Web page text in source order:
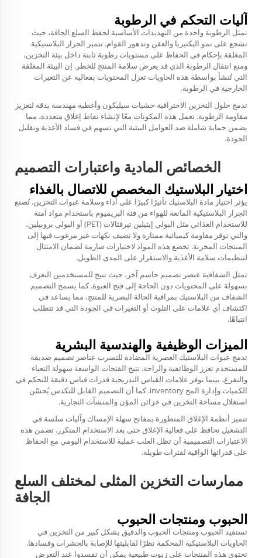
آليات التحكم في الرطوبة
تمثل الرطوبة واحدة من التهديدات الأساسية لحفظ السلع الجافة، حيث
تشجع على نمو البكتيريا والعفن وتدهور القوام. تتميز الجرار البلاستيكية
المغلقة بإحكام في الحفاظ على مستويات رطوبة ثابتة داخل بيئة التخزين،
ومنع انتقال الرطوبة الذي قد يعرض سلامة المنتج للخطر. إن البيئة المغلقة
التي تُنشأ بواسطة هذه الحاويات تعزل المحتويات بفعالية عن التغيرات
الخارجية في الرطوبة.
تدمج حلول التخزين الاحترافية حشيات سيليكون وأغطية مهندسة بدقة لتعزيز
مقاومة الرطوبة. تعمل هذه المكونات معًا لإنشاء نقاط إغلاق متعددة، مما
يضمن حماية شاملة ضد العوامل البيئية التي تسهم في فساد الأغذية وتقليل
الجودة.
الخصائص المادية واعتبارات التصميم
اختيار البلاستيك المخصص للاتصال بالغذاء
يؤثر اختيار مادة البلاستيك تأثيرًا كبيرًا على أداء وسلامة عبوات التخزين. تُصنع
الجرار البلاستيكية المانعة للهواء من فئة البريميوم باستخدام مواد آمنة
للاستخدام الغذائي مثل البولي إيثيلين تيرفثالات (PET) أو البولي بروبيلين،
والتي توفر مقاومة كيميائية ممتازة ولا تضيف نكهات غير مرغوب فيها إلى
المنتجات المخزنة. تخضع هذه المواد لاختبارات صارمة لضمان الامتثال
لتنظيمات سلامة الأغذية والاستقرار على المدى الطويل.
تمثل الشفافية عنصر تصميم حاسم آخر، حيث تتيح للمستخدمين التعرف
بسهولة على المحتويات دون الحاجة إلى فتح العبوة. كما يسمح التصميم
الشفاف من البلاستيك بمراقبة الحالة البصرية للمنتج، مما يساعد في
اكتشاف أي علامات على التلوث أو التغيرات في الجودة التي قد تتطلب
انتباهًا.
الميزات الوظيفية والهندسية البشرية
تدمج عبوات البلاستيك العصرية المضادة للتسرب عناصر تصميم صديقة
للمستخدم تعزز الوظائفية والراحة. تتيح الفتحات الواسعة سهولة التعباء
والتفرغ، بينما توفر علامات القياس التدريجية قدرات قياس دقيقة للتحكم في
الكميات وإدارة المخ inventory. كما أن التصميم القابل للتكدس يُحسّن
استغلال مساحة التخزين في خزائن المؤن والمنشآت التجارية.
تتميز أنظمة الإغلاق المتطورة بمفاتح سهلة الإمساك وآليات سلسة في
التشغيل تحافظ على فعالية الإغلاق حتى بعد الاستخدام المتكرر. تضمن هذه
الاعتبارات التصميمية أن تظل العلب عملية للاستخدام اليومي مع الحفاظ
على قدراتها الواقية لفترات طويلة.
ممارسات التخزين المثلى لمختلف السلع
الجافة
الحبوب ومنتجات الحبوب
تستفيد الحبوب ومنتجات الحبوب والدقيق بشكل كبير من التخزين في
الحاويات البلاستيكية المحكمة نظرًا لقابليتها للإصابة بالحشرات وفسادها.
تحتوي هذه المنتجات على زيوت طبيعية يمكن أن تفسدوا عند التعرض